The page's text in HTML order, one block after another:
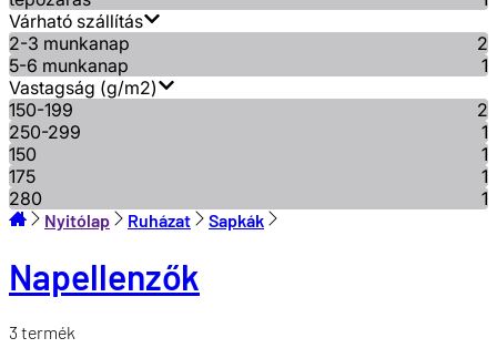
Várható szállítás
2-3 munkanap
2
5-6 munkanap
1
Vastagság (g/m2)
150-199
2
250-299
1
150
1
175
1
280
1
Nyitólap Ruházat Sapkák
Napellenzők
3 termék